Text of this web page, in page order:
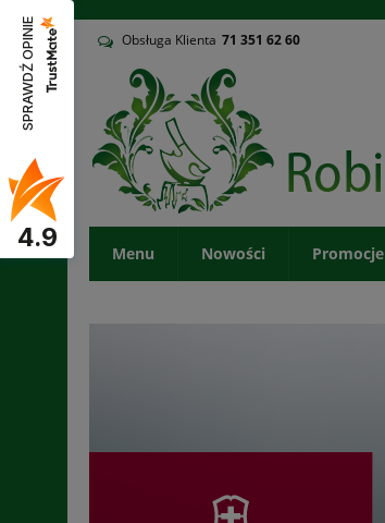
Obsługa Klienta 71 351 62 60
Menu Nowości Promocje
SPRAWDŹ OPINIE
4.9